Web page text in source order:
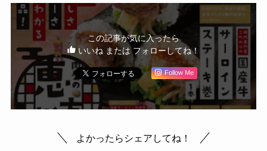
この記事が気に入ったら
いいね または フォローしてね！
Follow Me
よかったらシェアしてね！